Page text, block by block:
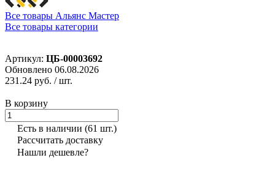
Все товары Альянс Мастер
Все товары категории
Артикул: ЦБ-00003692
Обновлено 06.08.2026
231.24 руб. / шт.
В корзину
Есть в наличии (61 шт.)
Рассчитать доставку
Нашли дешевле?